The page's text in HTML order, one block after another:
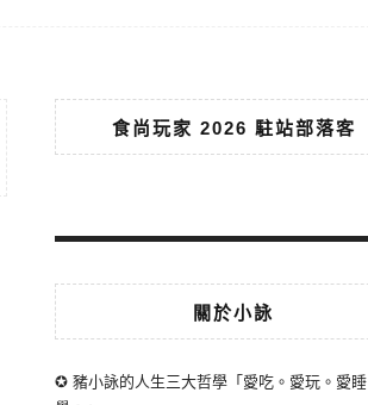
食尚玩家 2026 駐站部落客
關於小詠
✪ 豬小詠的人生三大哲學「愛吃。愛玩。愛睡